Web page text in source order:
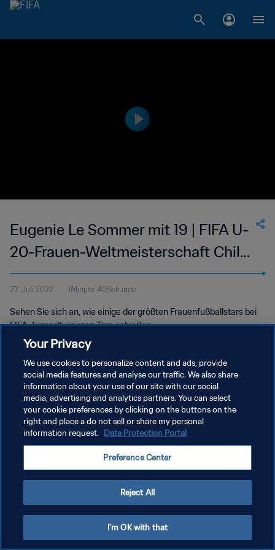
Eugenie Le Sommer mit 19 | FIFA U-
20-Frauen-Weltmeisterschaft Chile
2008™
27. Juli 2022 1Minute 40Sekunde
Sehen Sie sich an, wie einige der größten Frauenfußballstars bei
FIFA Jugendturnieren Tore schießen.
DATENSCHUTZ
NUTZUNGSBEDINGUNGEN
COOKIE-EINSTELLUNGEN VERWALTEN
Your Privacy
We use cookies to personalize content and ads, provide
social media features and analyse our traffic. We also share
information about your use of our site with our social
media, advertising and analytics partners. You can select
your cookie preferences by clicking on the buttons on the
right and place a do not sell or share my personal
information request. Data Protection Portal
Preference Center
Reject All
I'm OK with that